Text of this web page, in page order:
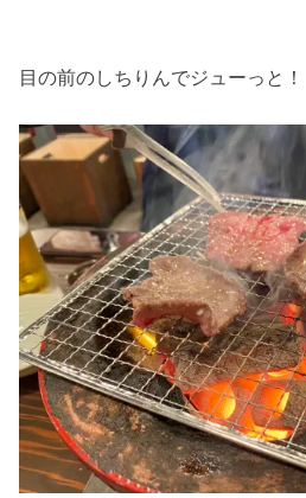
目の前のしちりんでジューっと！